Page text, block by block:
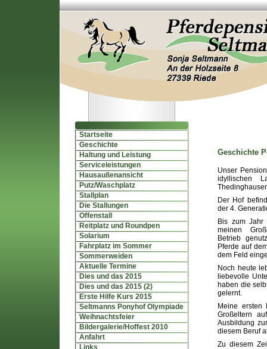
Startseite
Geschichte
Haltung und Leistung
Serviceleistungen
Hausaußenansicht
Putz/Waschplatz
Stallplan
Die Stallungen
Offenstall
Reitplatz und Roundpen
Solarium
Fahrplatz im Sommer
Sommerweiden
Aktuelle Termine
Dies und das 2015
Dies und das 2015 (2)
Erste Hilfe Kurs 2015
Seltmanns Ponyhof Olympiade
Weihnachtsfeier
Bildergalerie/Hoffest 2010
Anfahrt
Links
Geschichte
Unser
idyllischen
Der Hof
der 4.
Bis zum
meinen
Betrieb
Pferde auf
dem Feld
Noch heute
liebevolle
haben die
gelernt.
Meine
Großeltern
Ausbildung
diesem Beruf
Zu diesem